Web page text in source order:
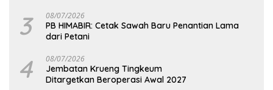
3 08/07/2026
PB HIMABIR: Cetak Sawah Baru Penantian Lama
dari Petani
4 08/07/2026
Jembatan Krueng Tingkeum
Ditargetkan Beroperasi Awal 2027